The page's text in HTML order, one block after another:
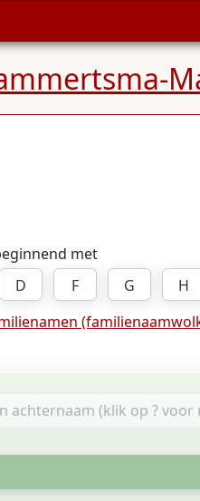
met
D F G H